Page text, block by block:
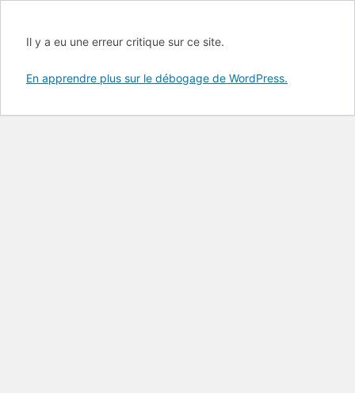
Il y a eu une erreur critique sur ce site.
En apprendre plus sur le débogage de WordPress.